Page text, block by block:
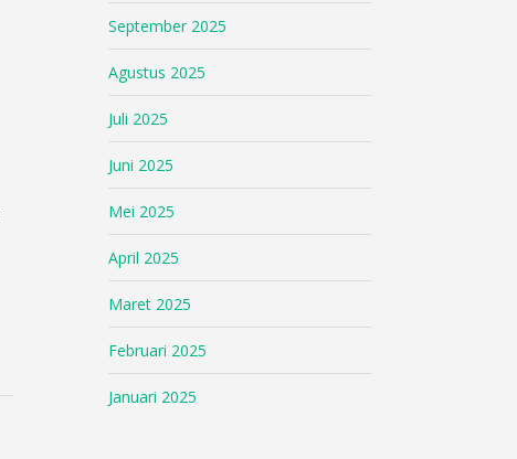
September 2025
Agustus 2025
Juli 2025
Juni 2025
Mei 2025
April 2025
Maret 2025
Februari 2025
Januari 2025